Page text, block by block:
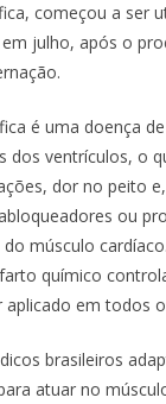
começou a ser
julho, após o
é uma doença
dos ventrículos, o
dor no peito
ou
músculo
químico
em todos
brasileiros
atuar no